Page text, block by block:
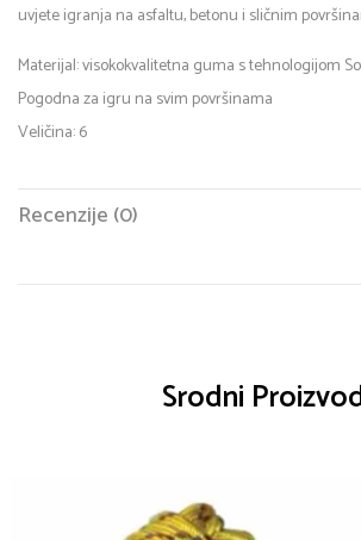
uvjete igranja na asfaltu, betonu i sličnim
Materijal: visokokvalitetna guma s tehnologijom
Pogodna za igru na svim površinama
Veličina: 6
Recenzije (0)
Srodni